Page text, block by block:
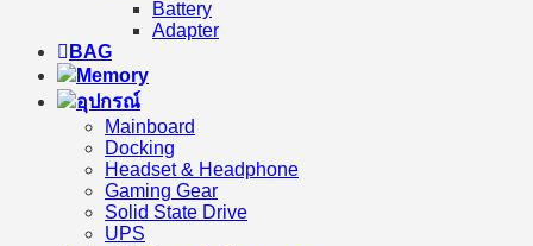
Battery
Adapter
BAG
Memory
อุปกรณ์
Mainboard
Docking
Headset & Headphone
Gaming Gear
Solid State Drive
UPS